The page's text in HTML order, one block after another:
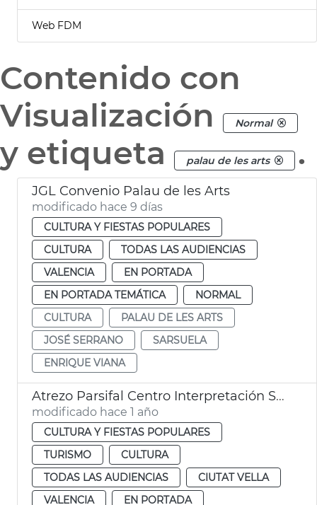
Web FDM
Contenido con
Visualización
Normal
y etiqueta palau de les arts .
JGL Convenio Palau de les Arts
modificado hace 9 días
CULTURA Y FIESTAS POPULARES
CULTURA
TODAS LAS AUDIENCIAS
VALENCIA
EN PORTADA
EN PORTADA TEMÁTICA
NORMAL
CULTURA
PALAU DE LES ARTS
JOSÉ SERRANO
SARSUELA
ENRIQUE VIANA
Atrezo Parsifal Centro Interpretación Santo Cáliz
modificado hace 1 año
CULTURA Y FIESTAS POPULARES
TURISMO
CULTURA
TODAS LAS AUDIENCIAS
CIUTAT VELLA
VALENCIA
EN PORTADA